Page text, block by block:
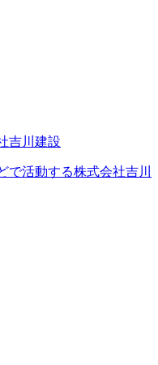
で活動する株式会社吉川